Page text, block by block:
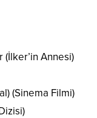
(İlker’in Annesi)
(Sinema Filmi)